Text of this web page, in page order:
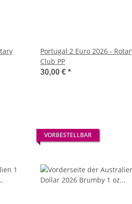
Portugal 2 Euro 2026 - Rotary
Club PP
30,00 € *
VORBESTELLBAR